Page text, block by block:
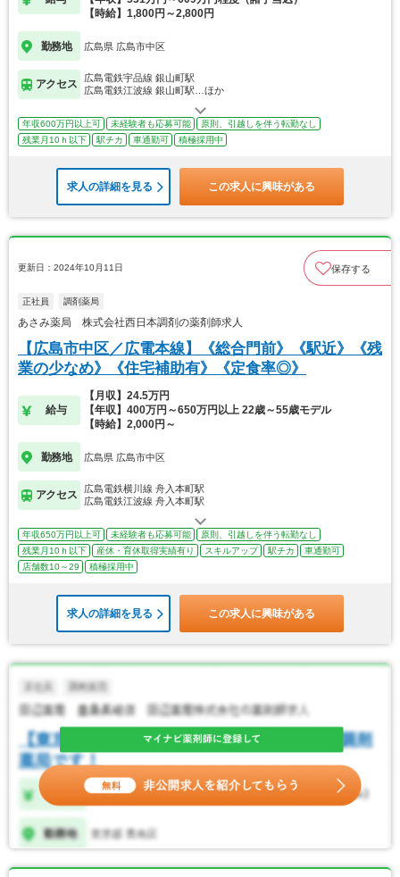
【時給】1,800円～2,800円
勤務地 広島県 広島市中区
アクセス
広島電鉄宇品線 銀山町駅
広島電鉄江波線 銀山町駅…ほか
年収600万円以上可 未経験者も応募可能
原則、引越しを伴う転勤なし
残業月10ｈ以下
駅チカ 車通勤可 積極採用中
求人の詳細を見る この求人に興味がある
更新日：2024年10月11日 保存する
正社員 調剤薬局
あさみ薬局 株式会社西日本調剤の薬剤師求人
【広島市中区／広電本線】《総合門前》《駅近》《残
業の少なめ》《住宅補助有》《定食率◎》
給与
【月収】24.5万円
【年収】400万円～650万円以上 22歳～55歳モデル
【時給】2,000円～
勤務地 広島県 広島市中区
アクセス
広島電鉄横川線 舟入本町駅
広島電鉄江波線 舟入本町駅
年収650万円以上可 未経験者も応募可能
原則、引越しを伴う転勤なし
残業月10ｈ以下
産休・育休取得実績有り スキルアップ 駅チカ
車通勤可
店舗数10～29
積極採用中
求人の詳細を見る この求人に興味がある